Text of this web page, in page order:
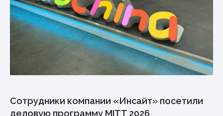
Сотрудники компании «Инсайт» посетили
деловую программу MITT 2026